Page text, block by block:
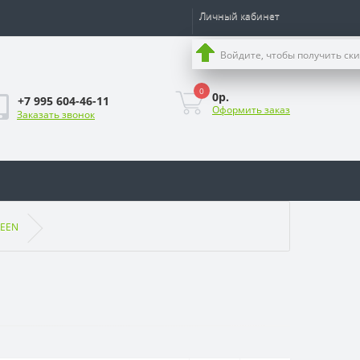
Личный кабинет
Войдите, чтобы получить
+7 995 604-46-11
Заказать звонок
0 0р.
Оформить заказ